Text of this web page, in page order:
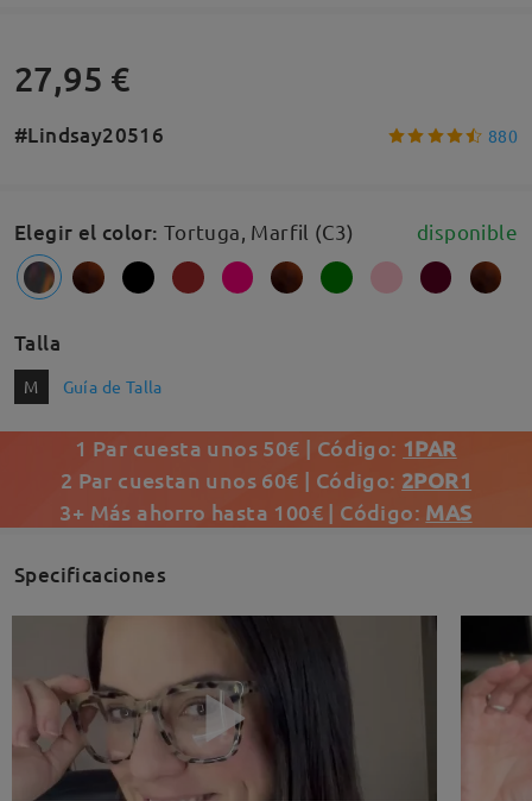
27,95 €
#Lindsay20516 880
Elegir el color: Tortuga, Marfil (C3) disponible
Talla
M Guía de Talla
1 Par cuesta unos 50€ | Código: 1PAR
2 Par cuestan unos 60€ | Código: 2POR1
3+ Más ahorro hasta 100€ | Código: MAS
Specificaciones